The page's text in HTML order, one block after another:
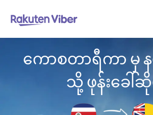
ကောစတာရီကာ မှ
သို့ ဖုန်းခေါ်